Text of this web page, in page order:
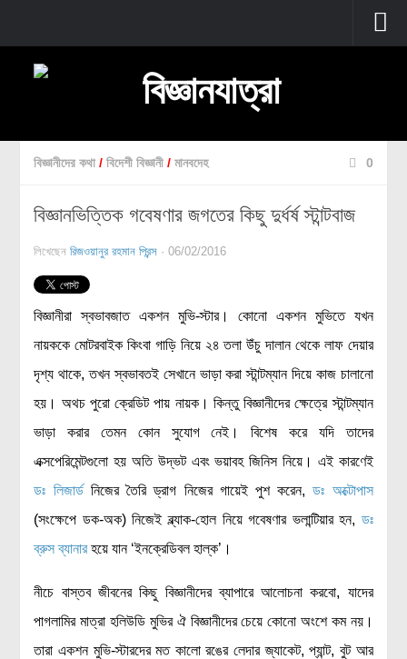
প্রচ্ছদ
জীববিজ্ঞান
প্রাণীবিজ্ঞান
বিবর্তন
মানবদেহ
রসায়ন বিজ্ঞান
গণিত
প্রায়োগিক বিজ্ঞান
প্রাকৃতিক দুর্যোগ
জলবায়ু পরিবর্তন
পরিবেশ দূষণ
বিজ্ঞানীদের কথা / বিদেশী বিজ্ঞানী / মানবদেহ 0
বিজ্ঞানভিত্তিক গবেষণার জগতের কিছু দুর্ধর্ষ স্টান্টবাজ
লিখেছেনরিজওয়ানুর রহমান প্রিন্স · 06/02/2016
বিজ্ঞানীরা স্বভাবজাত একশন মুভি-স্টার। কোনো একশন মুভিতে যখন
নায়ককে মোটরবাইক কিংবা গাড়ি নিয়ে ২৪ তলা উঁচু দালান থেকে লাফ দেয়ার
দৃশ্য থাকে, তখন স্বভাবতই সেখানে ভাড়া করা স্টান্টম্যান দিয়ে কাজ চালানো
হয়। অথচ পুরো ক্রেডিট পায় নায়ক। কিন্তু বিজ্ঞানীদের ক্ষেত্রে স্টান্টম্যান
ভাড়া করার তেমন কোন সুযোগ নেই। বিশেষ করে যদি তাদের
এক্সপেরিমেন্টগুলো হয় অতি উদ্ভট এবং ভয়াবহ জিনিস নিয়ে। এই কারণেই
ডঃ লিজার্ডনিজের তৈরি ড্রাগ নিজের গায়েই পুশ করেন,ডঃ অক্টোপাস
(সংক্ষেপে ডক-অক) নিজেই ব্ল্যাক-হোল নিয়ে গবেষণার ভলান্টিয়ার হন, ডঃ
ব্রুস ব্যানারহয়ে যান ‘ইনক্রেডিবল হাল্ক’।
নীচে বাস্তব জীবনের কিছু বিজ্ঞানীদের ব্যাপারে আলোচনা করবো, যাদের
পাগলামির মাত্রা হলিউডি মুভির ঐ বিজ্ঞানীদের চেয়ে কোনো অংশে কম নয়।
তারা একশন মুভি-স্টারদের মত কালো রঙের লেদার জ্যাকেট, প্যান্ট, বুট আর